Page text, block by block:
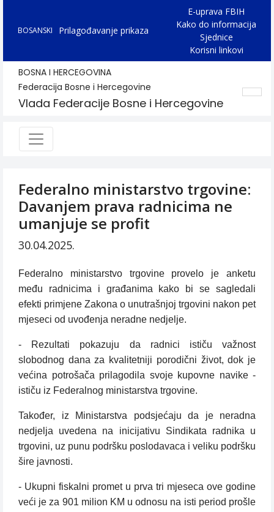
BOSANSKI Prilagođavanje prikaza
E-uprava FBIH
Kako do informacija
Sjednice
Korisni linkovi
BOSNA I HERCEGOVINA
Federacija Bosne i Hercegovine
Vlada Federacije Bosne i Hercegovine
Federalno ministarstvo trgovine:
Davanjem prava radnicima ne
umanjuje se profit
30.04.2025.
Federalno ministarstvo trgovine provelo je anketu
među radnicima i građanima kako bi se sagledali
efekti primjene Zakona o unutrašnjoj trgovini nakon pet
mjeseci od uvođenja neradne nedjelje.
- Rezultati pokazuju da radnici ističu važnost
slobodnog dana za kvalitetniji porodični život, dok je
većina potrošača prilagodila svoje kupovne navike -
ističu iz Federalnog ministarstva trgovine.
Također, iz Ministarstva podsjećaju da je neradna
nedjelja uvedena na inicijativu Sindikata radnika u
trgovini, uz punu podršku poslodavaca i veliku podršku
šire javnosti.
- Ukupni fiskalni promet u prva tri mjeseca ove godine
veći je za 901 milion KM u odnosu na isti period prošle